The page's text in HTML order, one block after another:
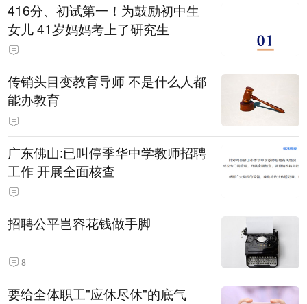
416分、初试第一！为鼓励初中生
女儿 41岁妈妈考上了研究生
传销头目变教育导师 不是什么人都
能办教育
广东佛山:已叫停季华中学教师招聘
工作 开展全面核查
招聘公平岂容花钱做手脚
8
要给全体职工"应休尽休"的底气